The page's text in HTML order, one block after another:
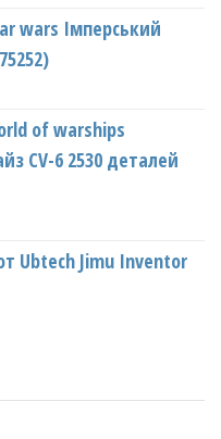
wars Імперський
of warships
CV-6 2530 деталей
Ubtech Jimu Inventor